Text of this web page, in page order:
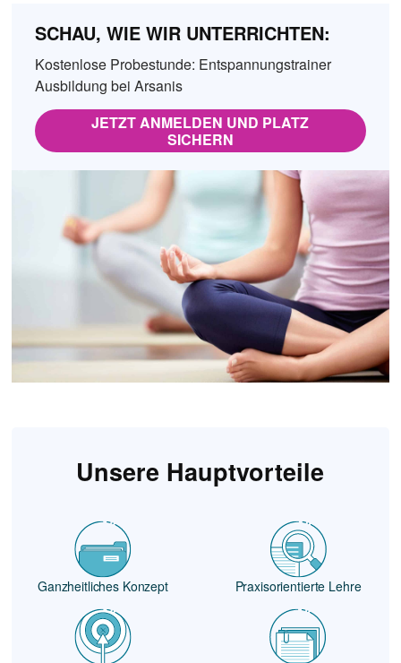
SCHAU, WIE WIR UNTERRICHTEN:
Kostenlose Probestunde: Entspannungstrainer
Ausbildung bei Arsanis
JETZT ANMELDEN UND PLATZ
SICHERN
Unsere Hauptvorteile
Ganzheitliches Konzept Praxisorientierte Lehre